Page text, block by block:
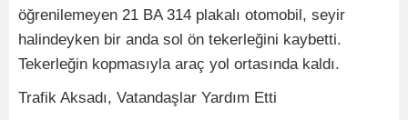
öğrenilemeyen 21 BA 314 plakalı otomobil, seyir
halindeyken bir anda sol ön tekerleğini kaybetti.
Tekerleğin kopmasıyla araç yol ortasında kaldı.
Trafik Aksadı, Vatandaşlar Yardım Etti